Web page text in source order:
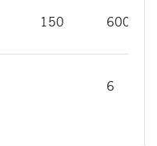
150 600
6